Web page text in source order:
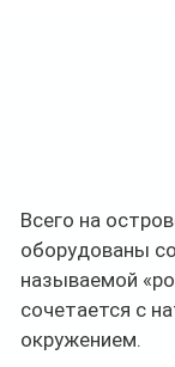
Всего на
оборудованы
называемой
сочетается с
окружением.